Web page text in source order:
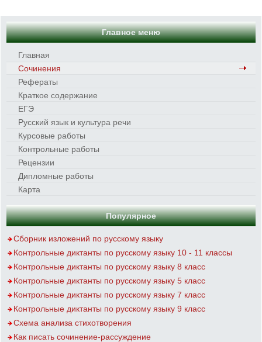
Главное меню
Главная
Сочинения
Рефераты
Краткое содержание
ЕГЭ
Русский язык и культура речи
Курсовые работы
Контрольные работы
Рецензии
Дипломные работы
Карта
Популярное
Сборник изложений по русскому языку
Контрольные диктанты по русскому языку 10 - 11 классы
Контрольные диктанты по русскому языку 8 класс
Контрольные диктанты по русскому языку 5 класс
Контрольные диктанты по русскому языку 7 класс
Контрольные диктанты по русскому языку 9 класс
Схема анализа стихотворения
Как писать сочинение-рассуждение